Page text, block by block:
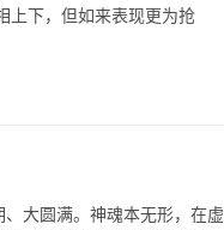
上下，但如来表现更为抢
大圆满。神魂本无形，在虚